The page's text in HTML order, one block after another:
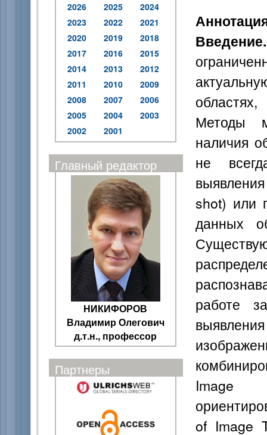
2026 2025
2024
2023
2022
2021
2020
2019
2018
2017
2016
2015
2014
2013
2012
2011
2010
2009
2008
2007
2006
2005
2004
2003
2002
2001
Главный редактор
НИКИФОРОВ
Владимир Олегович
д.т.н., профессор
Партнеры
Методы
наличия
не
shot) или
данных
работе
Image
of Image